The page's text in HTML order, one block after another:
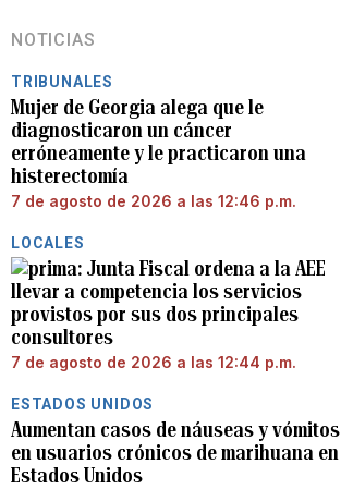
NOTICIAS
TRIBUNALES
Mujer de Georgia alega que le
diagnosticaron un cáncer
erróneamente y le practicaron una
histerectomía
7 de agosto de 2026 a las 12:46 p.m.
LOCALES
Junta Fiscal ordena a la AEE
llevar a competencia los servicios
provistos por sus dos principales
consultores
7 de agosto de 2026 a las 12:44 p.m.
ESTADOS UNIDOS
Aumentan casos de náuseas y vómitos
en usuarios crónicos de marihuana en
Estados Unidos